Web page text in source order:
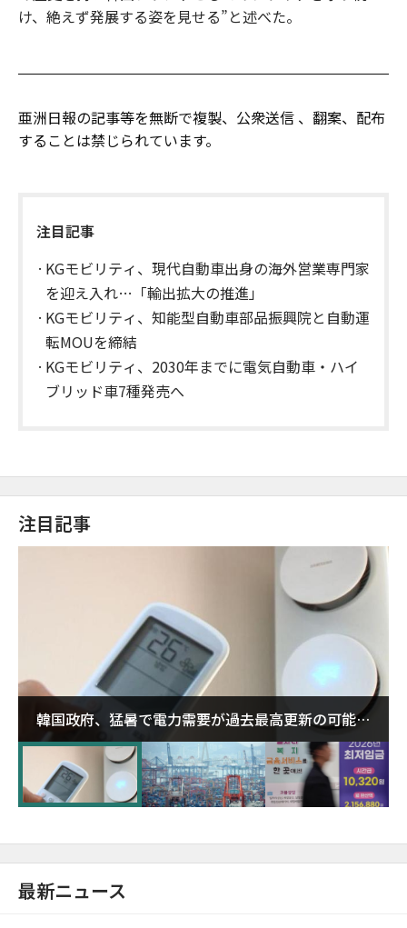
け、絶えず発展する姿を見せる”と述べた。
亜洲日報の記事等を無断で複製、公衆送信 、翻案、配布
することは禁じられています。
注目記事
KGモビリティ、現代自動車出身の海外営業専門家
を迎え入れ…「輸出拡大の推進」
KGモビリティ、知能型自動車部品振興院と自動運
転MOUを締結
KGモビリティ、2030年までに電気自動車・ハイ
ブリッド車7種発売へ
注目記事
韓国政府、猛暑で電力需要が過去最高更新の可能性
に需給対応体制を点検
最新ニュース